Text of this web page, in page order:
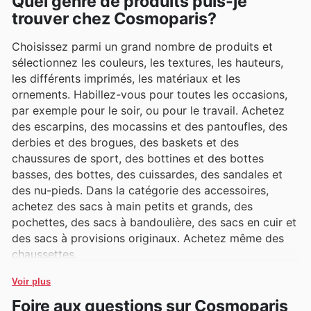
trouver chez Cosmoparis?
Choisissez parmi un grand nombre de produits et
sélectionnez les couleurs, les textures, les hauteurs,
les différents imprimés, les matériaux et les
ornements. Habillez-vous pour toutes les occasions,
par exemple pour le soir, ou pour le travail. Achetez
des escarpins, des mocassins et des pantoufles, des
derbies et des brogues, des baskets et des
chaussures de sport, des bottines et des bottes
basses, des bottes, des cuissardes, des sandales et
des nu-pieds. Dans la catégorie des accessoires,
achetez des sacs à main petits et grands, des
pochettes, des sacs à bandoulière, des sacs en cuir et
des sacs à provisions originaux. Achetez même des
chaussettes.
Voir plus
Foire aux questions sur Cosmoparis